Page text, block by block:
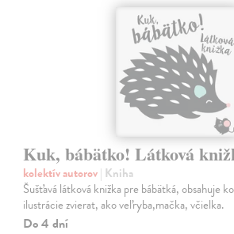
Kuk, bábätko! Látková
kolektív autorov| Kniha
Šušťavá látková knižka pre bábätká, obsahuje
ilustrácie zvierat, ako veľryba,mačka, včielka.
Do 4 dní